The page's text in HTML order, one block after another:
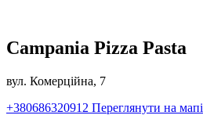
Campania Pizza Pasta
вул. Комерційна, 7
+380686320912 Переглянути на мапі